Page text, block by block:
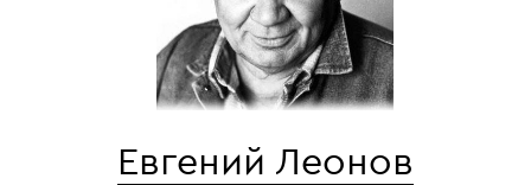
Евгений Леонов